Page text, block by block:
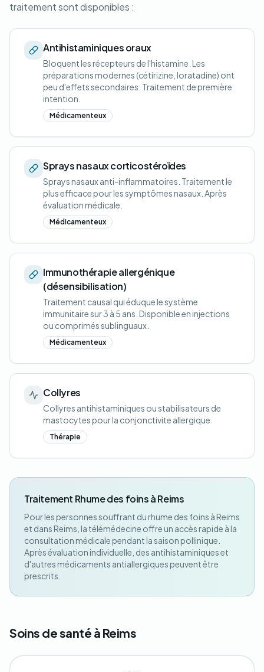
traitement sont disponibles :
Antihistaminiques oraux
Bloquent les récepteurs de l'histamine. Les
préparations modernes (cétirizine, loratadine) ont
peu d'effets secondaires. Traitement de première
intention.
Médicamenteux
Sprays nasaux corticostéroïdes
Sprays nasaux anti-inflammatoires. Traitement le
plus efficace pour les symptômes nasaux. Après
évaluation médicale.
Médicamenteux
Immunothérapie allergénique
(désensibilisation)
Traitement causal qui éduque le système
immunitaire sur 3 à 5 ans. Disponible en injections
ou comprimés sublinguaux.
Médicamenteux
Collyres
Collyres antihistaminiques ou stabilisateurs de
mastocytes pour la conjonctivite allergique.
Thérapie
Traitement Rhume des foins à Reims
Pour les personnes souffrant du rhume des foins à Reims
et dans Reims, la télémédecine offre un accès rapide à la
consultation médicale pendant la saison pollinique.
Après évaluation individuelle, des antihistaminiques et
d'autres médicaments antiallergiques peuvent être
prescrits.
Soins de santé à Reims